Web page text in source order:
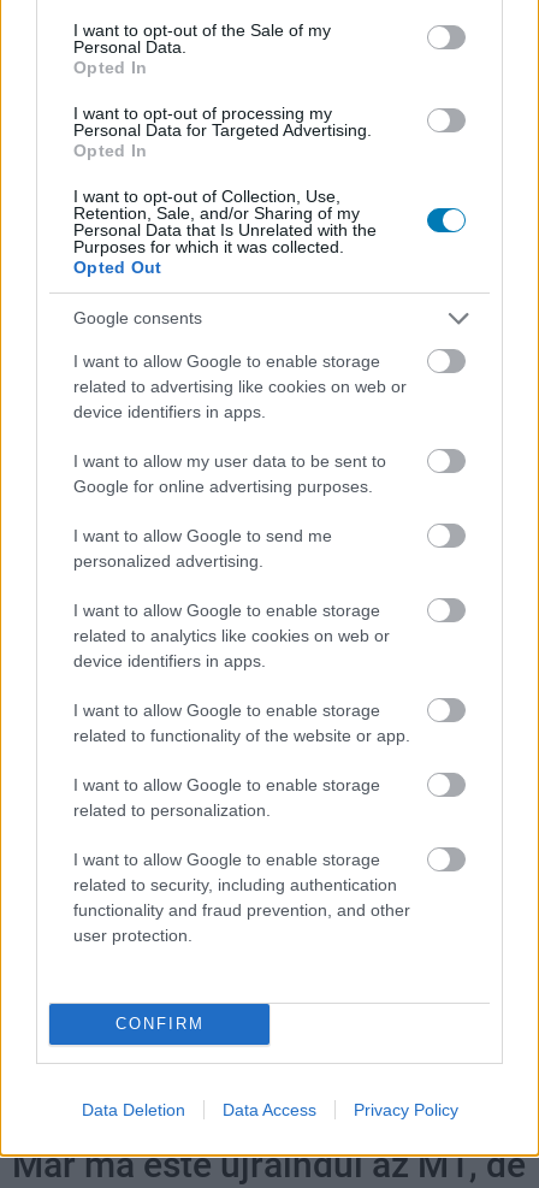
consent section.
I want to opt-out of the Sale of my
Personal Data.
Opted In
I want to opt-out of processing my
Personal Data for Targeted Advertising.
Opted In
I want to opt-out of Collection, Use,
Retention, Sale, and/or Sharing of my
Personal Data that Is Unrelated with the
Purposes for which it was collected.
Opted Out
Google consents
I want to allow Google to enable storage
related to advertising like cookies on web or
device identifiers in apps.
I want to allow my user data to be sent to
Google for online advertising purposes.
I want to allow Google to send me
personalized advertising.
I want to allow Google to enable storage
related to analytics like cookies on web or
device identifiers in apps.
I want to allow Google to enable storage
related to functionality of the website or app.
I want to allow Google to enable storage
related to personalization.
I want to allow Google to enable storage
related to security, including authentication
functionality and fraud prevention, and other
user protection.
CONFIRM
Data Deletion Data Access Privacy Policy
The Elder Scrolls Online
That’s all folks!
AMI TETSZETT
Igazi Elder Scrolls hangulat
Komplex és sokrétű fejlődési rendszer
AMI NEM TETSZETT
Apró, de néha bosszantó hibák a sok javítás ellenére
A vitatott pay-to-play
Hozzászólások
Már ma este újraindul az M1, de